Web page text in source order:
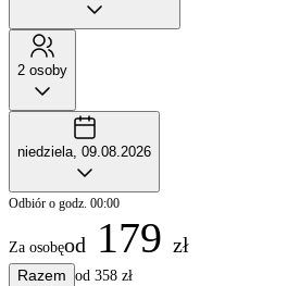
2 osoby
niedziela, 09.08.2026
Odbiór o godz. 00:00
Za osobęod 179 zł
Razem od 358 zł